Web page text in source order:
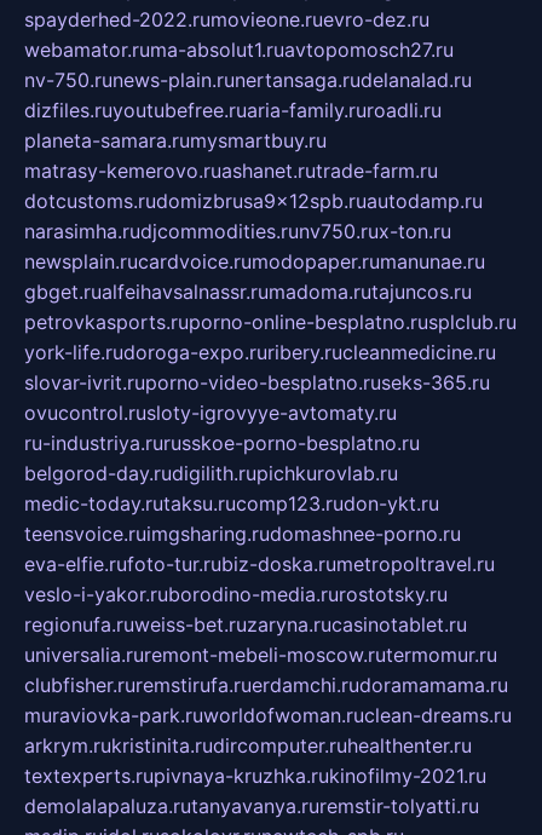
spayderhed-2022.rumovieone.ruevro-dez.ru
webamator.ruma-absolut1.ruavtopomosch27.ru
nv-750.runews-plain.runertansaga.rudelanalad.ru
dizfiles.ruyoutubefree.ruaria-family.ruroadli.ru
planeta-samara.rumysmartbuy.ru
matrasy-kemerovo.ruashanet.rutrade-farm.ru
dotcustoms.rudomizbrusa9x12spb.ruautodamp.ru
narasimha.rudjcommodities.runv750.rux-ton.ru
newsplain.rucardvoice.rumodopaper.rumanunae.ru
gbget.rualfeihavsalnassr.rumadoma.rutajuncos.ru
petrovkasports.ruporno-online-besplatno.rusplclub.ru
york-life.rudoroga-expo.ruribery.rucleanmedicine.ru
slovar-ivrit.ruporno-video-besplatno.ruseks-365.ru
ovucontrol.rusloty-igrovyye-avtomaty.ru
ru-industriya.rurusskoe-porno-besplatno.ru
belgorod-day.rudigilith.rupichkurovlab.ru
medic-today.rutaksu.rucomp123.rudon-ykt.ru
teensvoice.ruimgsharing.rudomashnee-porno.ru
eva-elfie.rufoto-tur.rubiz-doska.rumetropoltravel.ru
veslo-i-yakor.ruborodino-media.rurostotsky.ru
regionufa.ruweiss-bet.ruzaryna.rucasinotablet.ru
universalia.ruremont-mebeli-moscow.rutermomur.ru
clubfisher.ruremstirufa.ruerdamchi.rudoramamama.ru
muraviovka-park.ruworldofwoman.ruclean-dreams.ru
arkrym.rukristinita.rudircomputer.ruhealthenter.ru
textexperts.rupivnaya-kruzhka.rukinofilmy-2021.ru
demolalapaluza.rutanyavanya.ruremstir-tolyatti.ru